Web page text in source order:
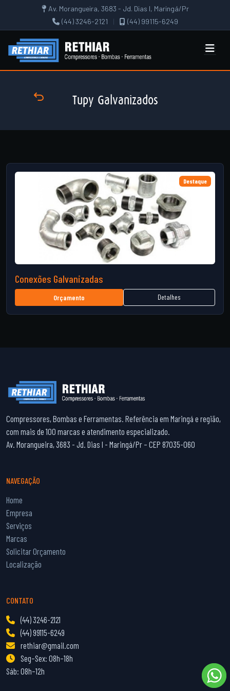
Av. Morangueira, 3683 - Jd. Dias I, Maringá/Pr
(44) 3246-2121
| (44) 99115-6249
Tupy Galvanizados
Destaque
Conexões Galvanizadas
Orçamento Detalhes
Compressores, Bombas e Ferramentas. Referência em Maringá e região,
com mais de 100 marcas e atendimento especializado.
Av. Morangueira, 3683 - Jd. Dias I - Maringá/Pr – CEP 87035-060
NAVEGAÇÃO
Home
Empresa
Serviços
Marcas
Solicitar Orçamento
Localização
CONTATO
(44) 3246-2121
(44) 99115-6249
rethiar@gmail.com
Seg–Sex: 08h–18h
Sáb: 08h–12h